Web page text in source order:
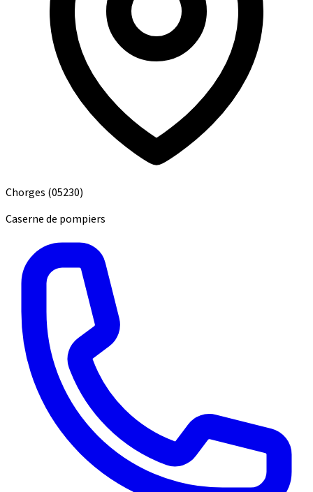
Chorges (05230)
Caserne de pompiers